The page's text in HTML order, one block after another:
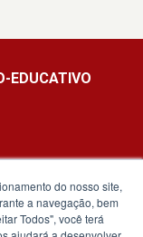
EDUCATIVO
do nosso site,
a navegação, bem
Todos", você terá